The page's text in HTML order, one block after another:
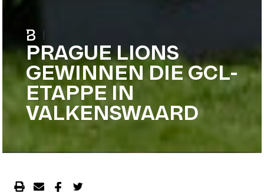
PRAGUE LIONS
GEWINNEN DIE GCL-
ETAPPE IN
VALKENSWAARD